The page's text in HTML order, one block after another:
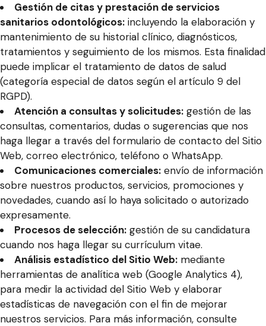
Gestión de citas y prestación de servicios
sanitarios odontológicos: incluyendo la elaboración y
mantenimiento de su historial clínico, diagnósticos,
tratamientos y seguimiento de los mismos. Esta finalidad
puede implicar el tratamiento de datos de salud
(categoría especial de datos según el artículo 9 del
RGPD).
Atención a consultas y solicitudes: gestión de las
consultas, comentarios, dudas o sugerencias que nos
haga llegar a través del formulario de contacto del Sitio
Web, correo electrónico, teléfono o WhatsApp.
Comunicaciones comerciales: envío de información
sobre nuestros productos, servicios, promociones y
novedades, cuando así lo haya solicitado o autorizado
expresamente.
Procesos de selección: gestión de su candidatura
cuando nos haga llegar su currículum vitae.
Análisis estadístico del Sitio Web: mediante
herramientas de analítica web (Google Analytics 4),
para medir la actividad del Sitio Web y elaborar
estadísticas de navegación con el fin de mejorar
nuestros servicios. Para más información, consulte